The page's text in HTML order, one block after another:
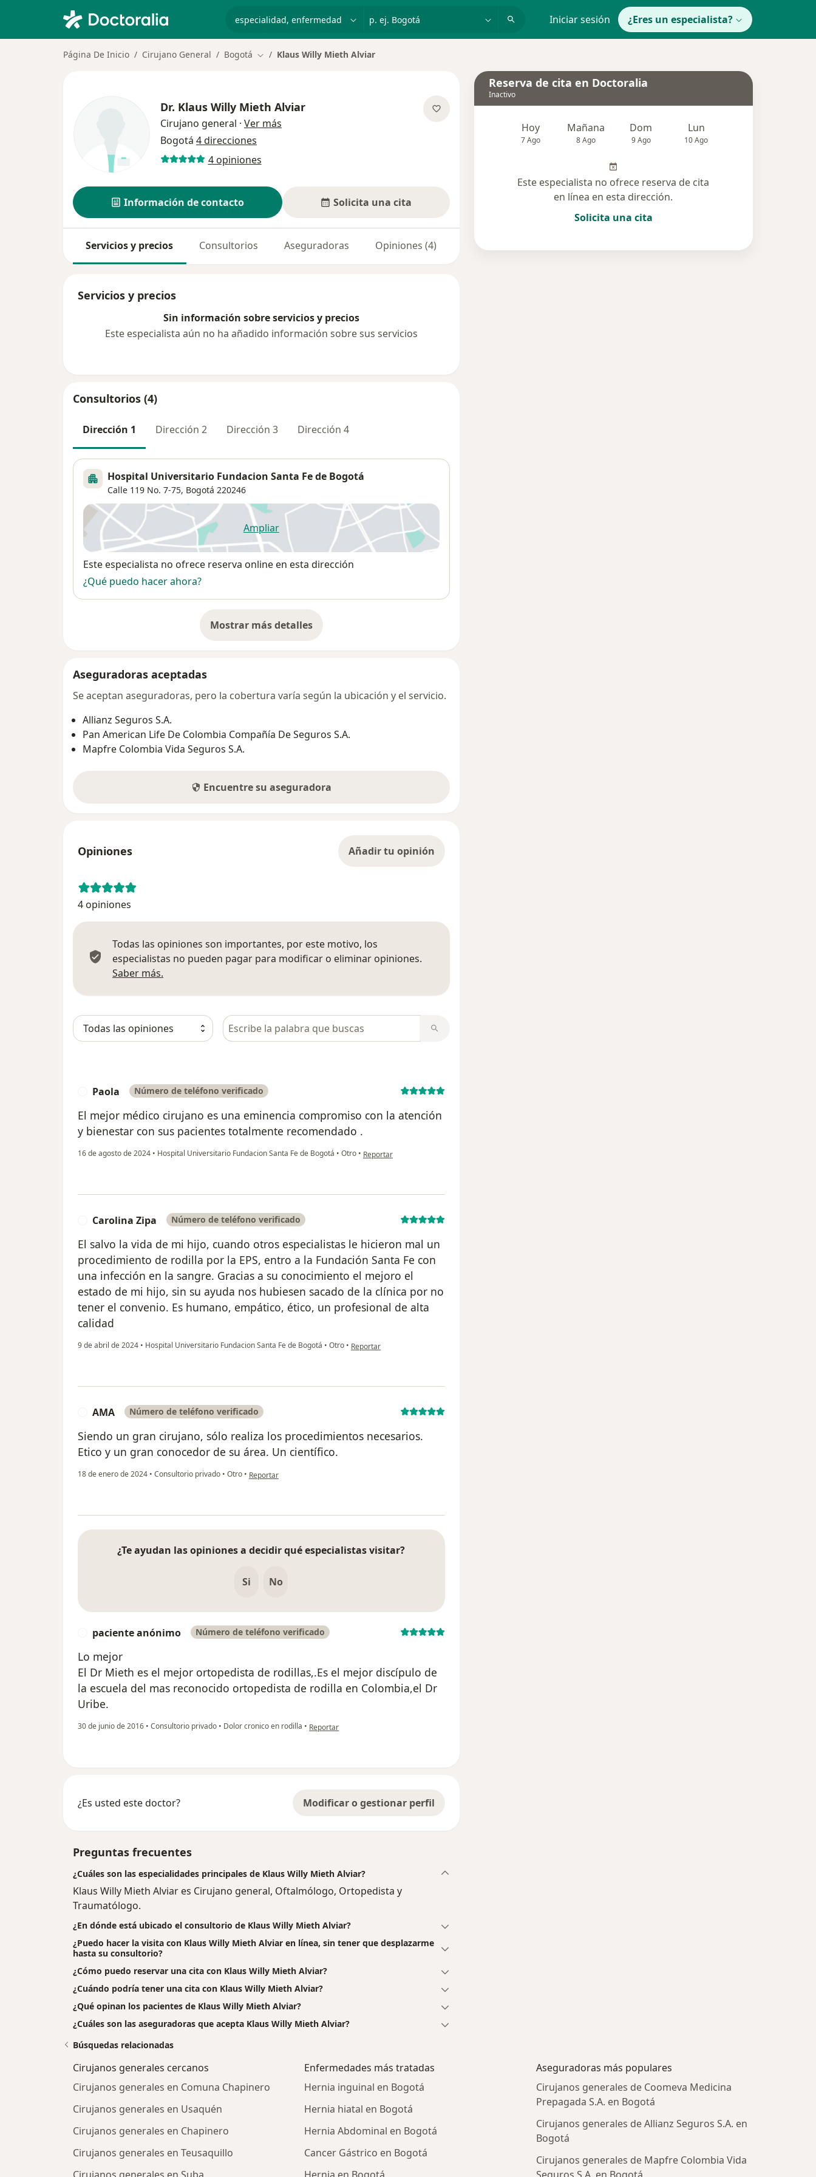
p. ej. Bogotá Iniciar sesión ¿Eres un especialista?
Página De Inicio Cirujano General Bogotá Cambiar de ciudad
Klaus Willy Mieth Alviar
Dr. Klaus Willy Mieth Alviar
Cirujano general · Ver más
Bogotá 4 direcciones
4 opiniones
Información de contacto Solicita una cita
Servicios y precios Consultorios Aseguradoras Opiniones (4)
Servicios y precios
Sin información sobre servicios y precios
Este especialista aún no ha añadido información sobre sus servicios
Consultorios (4)
Dirección 1 Dirección 2 Dirección 3 Dirección 4
Hospital Universitario Fundacion Santa Fe de Bogotá
Calle 119 No. 7-75, Bogotá 220246
Ampliarse abre en una nueva pestaña
Disponibilidad
Este especialista no ofrece reserva online en esta dirección
¿Qué puedo hacer ahora?
Mostrar más detalles
sobre la dirección
Aseguradoras aceptadas
Se aceptan aseguradoras, pero la cobertura varía según la ubicación y el servicio.
Allianz Seguros S.A.
Pan American Life De Colombia Compañía De Seguros S.A.
Mapfre Colombia Vida Seguros S.A.
Encuentre su aseguradora
Opiniones Añadir tu opinión
4 opiniones
Todas las opiniones son importantes, por este motivo, los
especialistas no pueden pagar para modificar o eliminar opiniones.
Saber más.
Busca en opiniones
Paola Número de teléfono verificado
El mejor médico cirujano es una eminencia compromiso con la atención
y bienestar con sus pacientes totalmente recomendado .
16 de agosto de 2024 • Hospital Universitario Fundacion Santa Fe de Bogotá • Otro • en opinión del usuario Paola
Reportar
Carolina Zipa Número de teléfono verificado
El salvo la vida de mi hijo, cuando otros especialistas le hicieron mal un
procedimiento de rodilla por la EPS, entro a la Fundación Santa Fe con
una infección en la sangre. Gracias a su conocimiento el mejoro el
estado de mi hijo, sin su ayuda nos hubiesen sacado de la clínica por no
tener el convenio. Es humano, empático, ético, un profesional de alta
calidad
9 de abril de 2024 • Hospital Universitario Fundacion Santa Fe de Bogotá • Otro • en opinión del usuario Carolina Zipa
Reportar
AMA Número de teléfono verificado
Siendo un gran cirujano, sólo realiza los procedimientos necesarios.
Etico y un gran conocedor de su área. Un científico.
18 de enero de 2024 • Consultorio privado • Otro • en opinión del usuario AMA
Reportar
¿Te ayudan las opiniones a decidir qué especialistas visitar?
Si No
paciente anónimo Número de teléfono verificado
Lo mejor
El Dr Mieth es el mejor ortopedista de rodillas,.Es el mejor discípulo de
la escuela del mas reconocido ortopedista de rodilla en Colombia,el Dr
Uribe.
30 de junio de 2016 • Consultorio privado • Dolor cronico en rodilla • en opinión del usuario paciente anónimo
Reportar
¿Es usted este doctor? Modificar o gestionar perfil
Preguntas frecuentes
¿Cuáles son las especialidades principales de Klaus Willy Mieth Alviar?
Klaus Willy Mieth Alviar es Cirujano general, Oftalmólogo, Ortopedista y
Traumatólogo.
¿En dónde está ubicado el consultorio de Klaus Willy Mieth Alviar?
¿Puedo hacer la visita con Klaus Willy Mieth Alviar en línea, sin tener que desplazarme
hasta su consultorio?
¿Cómo puedo reservar una cita con Klaus Willy Mieth Alviar?
¿Cuándo podría tener una cita con Klaus Willy Mieth Alviar?
¿Qué opinan los pacientes de Klaus Willy Mieth Alviar?
¿Cuáles son las aseguradoras que acepta Klaus Willy Mieth Alviar?
Reserva de cita en Doctoralia
Inactivo
Hoy
7 Ago
Mañana
8 Ago
Dom
9 Ago
Lun
10 Ago
Este especialista no ofrece reserva de cita
en línea en esta dirección.
Solicita una cita
Búsquedas relacionadas
Cirujanos generales cercanos
Cirujanos generales en Comuna Chapinero
Cirujanos generales en Usaquén
Cirujanos generales en Chapinero
Cirujanos generales en Teusaquillo
Enfermedades más tratadas
Hernia inguinal en Bogotá
Hernia hiatal en Bogotá
Hernia Abdominal en Bogotá
Cancer Gástrico en Bogotá
Aseguradoras más populares
Cirujanos generales de Coomeva Medicina
Prepagada S.A. en Bogotá
Cirujanos generales de Allianz Seguros S.A. en
Bogotá
Cirujanos generales de Mapfre Colombia Vida